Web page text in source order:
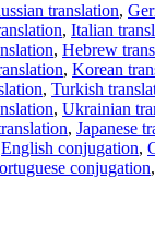
translation,
, Italian
, Hebrew
, Korean
, Turkish
, Ukrainian
, Japanese
English conjugation,
conjugation,